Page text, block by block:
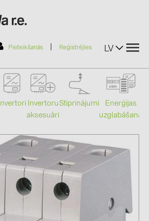
Pieteikšanās Reģistrējies LV
Invertori Invertoru
aksesuāri
Stiprinājumi
Enerģijas
uzglabāšana